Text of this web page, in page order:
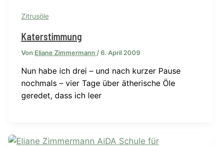
Zitrusöle
Katerstimmung
Von Eliane Zimmermann /6. April 2009
Nun habe ich drei – und nach kurzer Pause
nochmals – vier Tage über ätherische Öle
geredet, dass ich leer